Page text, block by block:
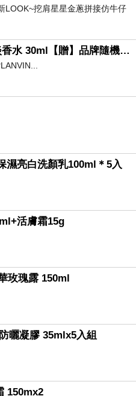
LOOK~挖肩星星金蔥拼接仿牛仔
LANVIN 珍、浪凡花漾女性淡香水 30ml【贈】品牌隨機針管香-1
濕亮白洗顏乳100ml＊5入
活膚霜15g
玫瑰露 150ml
曬凝膠 35mlx5入組
150mx2